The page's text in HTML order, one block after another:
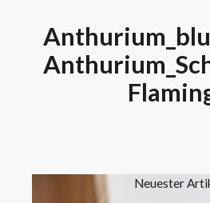
Neuester